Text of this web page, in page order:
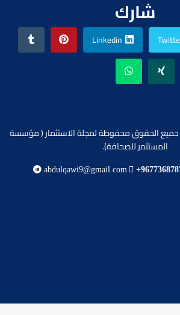
شارك
Linkedin
في يونيو 2018 / جميع الحقوق محفوظة لمجلة الاستثمار ( مؤسسة
المستثمر للصحافة).
abdulqawi9@gmail.com